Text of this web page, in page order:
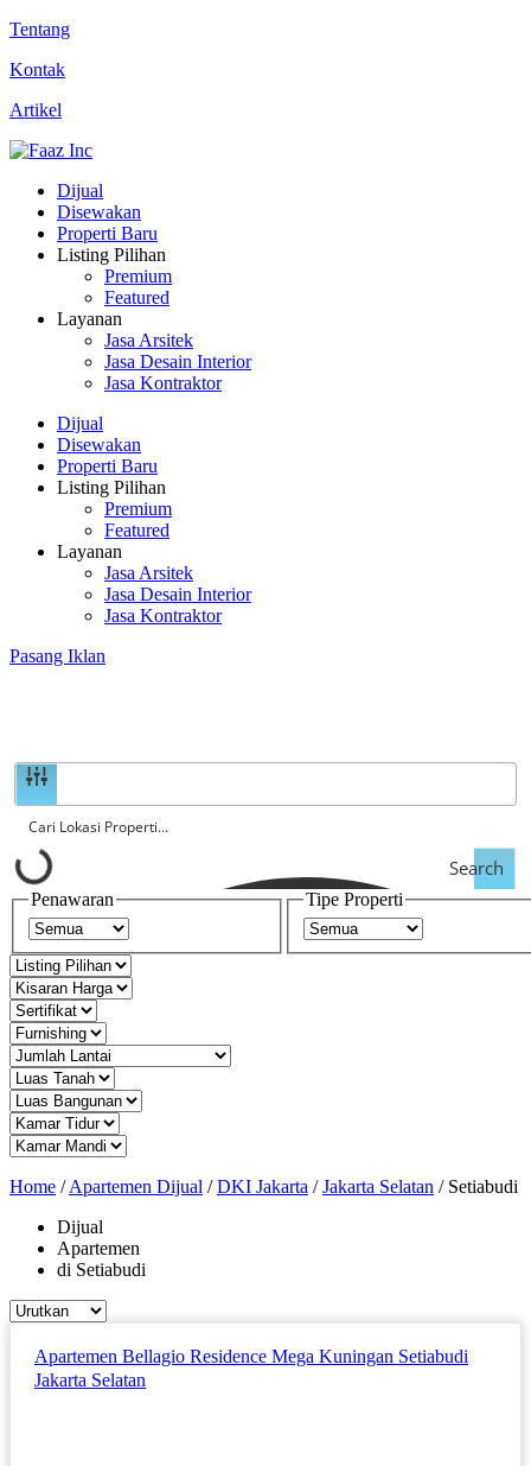
Tentang
Kontak
Artikel
Dijual
Disewakan
Properti Baru
Listing Pilihan
Premium
Featured
Layanan
Jasa Arsitek
Jasa Desain Interior
Jasa Kontraktor
Dijual
Disewakan
Properti Baru
Listing Pilihan
Premium
Featured
Layanan
Jasa Arsitek
Jasa Desain Interior
Jasa Kontraktor
Pasang Iklan
Search
Penawaran Tipe Properti
Home /Apartemen Dijual /DKI Jakarta /Jakarta Selatan / Setiabudi
Dijual
Apartemen
di Setiabudi
Apartemen Bellagio Residence Mega Kuningan Setiabudi
Jakarta Selatan